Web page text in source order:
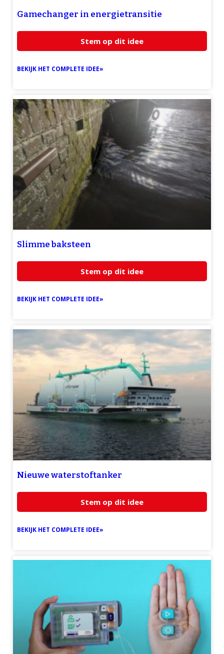
Gamechanger in energietransitie
Stem op dit idee
BEKIJK HET COMPLETE IDEE»
Slimme baksteen
Stem op dit idee
BEKIJK HET COMPLETE IDEE»
Nieuwe waterstoftanker
Stem op dit idee
BEKIJK HET COMPLETE IDEE»